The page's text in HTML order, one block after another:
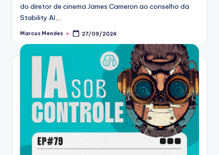
do diretor de cinema James Cameron ao conselho da
Stability AI,…
Posted
Marcus Mendes 27/09/2024